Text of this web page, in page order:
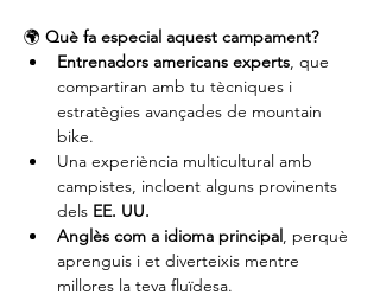
🌍 Què fa especial aquest campament?
Entrenadors americans experts, que
compartiran amb tu tècniques i
estratègies avançades de mountain
bike.
Una experiència multicultural amb
campistes, incloent alguns provinents
dels EE. UU.
Anglès com a idioma principal, perquè
aprenguis i et diverteixis mentre
millores la teva fluïdesa.